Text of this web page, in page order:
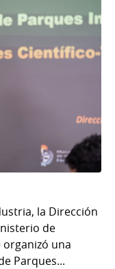
la Dirección
de
organizó una
Parques...